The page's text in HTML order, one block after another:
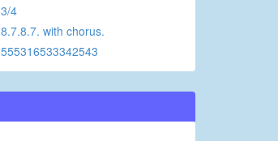
3/4
8.7.8.7. with chorus.
555316533342543